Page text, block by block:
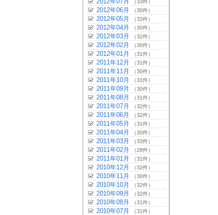
（33件）
2012年06月 （30件）
2012年05月 （33件）
2012年04月 （30件）
2012年03月 （32件）
2012年02月 （30件）
2012年01月 （31件）
2011年12月 （31件）
2011年11月 （30件）
2011年10月 （31件）
2011年09月 （30件）
2011年08月 （31件）
2011年07月 （32件）
2011年06月 （32件）
2011年05月 （31件）
2011年04月 （30件）
2011年03月 （33件）
2011年02月 （28件）
2011年01月 （31件）
2010年12月 （32件）
2010年11月 （30件）
2010年10月 （32件）
2010年09月 （32件）
2010年08月 （31件）
2010年07月 （31件）